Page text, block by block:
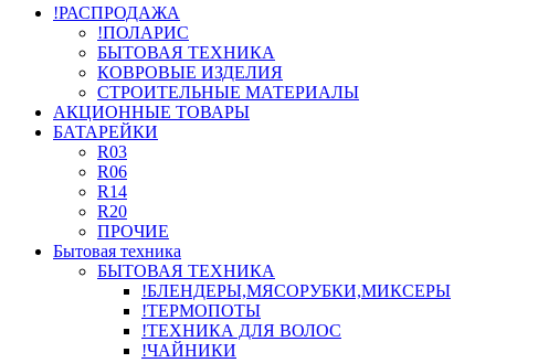
!РАСПРОДАЖА
!ПОЛАРИС
БЫТОВАЯ ТЕХНИКА
КОВРОВЫЕ ИЗДЕЛИЯ
СТРОИТЕЛЬНЫЕ МАТЕРИАЛЫ
АКЦИОННЫЕ ТОВАРЫ
БАТАРЕЙКИ
R03
R06
R14
R20
ПРОЧИЕ
Бытовая техника
БЫТОВАЯ ТЕХНИКА
!БЛЕНДЕРЫ,МЯСОРУБКИ,МИКСЕРЫ
!ТЕРМОПОТЫ
!ТЕХНИКА ДЛЯ ВОЛОС
!ЧАЙНИКИ